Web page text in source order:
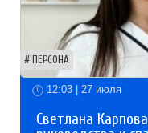
ПЕРСОНА
12:03 | 27 июля
Светлана